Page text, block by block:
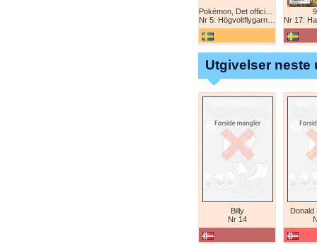
Nr 5: Högvoltflygarna mot Svart Rayquaza!
Nr 17: Harald
Utgivelser neste
Billy
Nr 14
Donald